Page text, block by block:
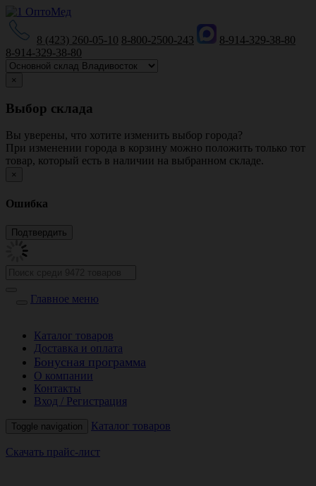
8 (423) 260-05-10 8-800-2500-243
8-914-329-38-80
8-914-329-38-80
×
Выбор склада
Вы уверены, что хотите изменить выбор города?
При изменении города в корзину можно положить только тот
товар, который есть в наличии на выбранном складе.
×
Ошибка
Главное меню
Каталог товаров
Доставка и оплата
Бонусная программа
О компании
Контакты
Вход / Регистрация
Toggle navigation Каталог товаров
Скачать прайс-лист